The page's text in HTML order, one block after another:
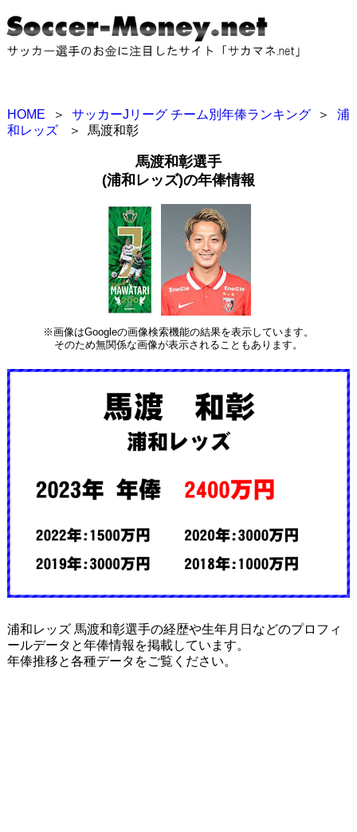
HOME ＞ サッカーJリーグ チーム別年俸ランキング ＞
浦
和レッズ
＞ 馬渡和彰
馬渡和彰選手
(浦和レッズ)の年俸情報
※画像はGoogleの画像検索機能の結果を表示しています。
そのため無関係な画像が表示されることもあります。
浦和レッズ 馬渡和彰選手の経歴や生年月日などのプロフィ
ールデータと年俸情報を掲載しています。
年俸推移と各種データをご覧ください。